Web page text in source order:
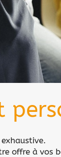
offre à vos